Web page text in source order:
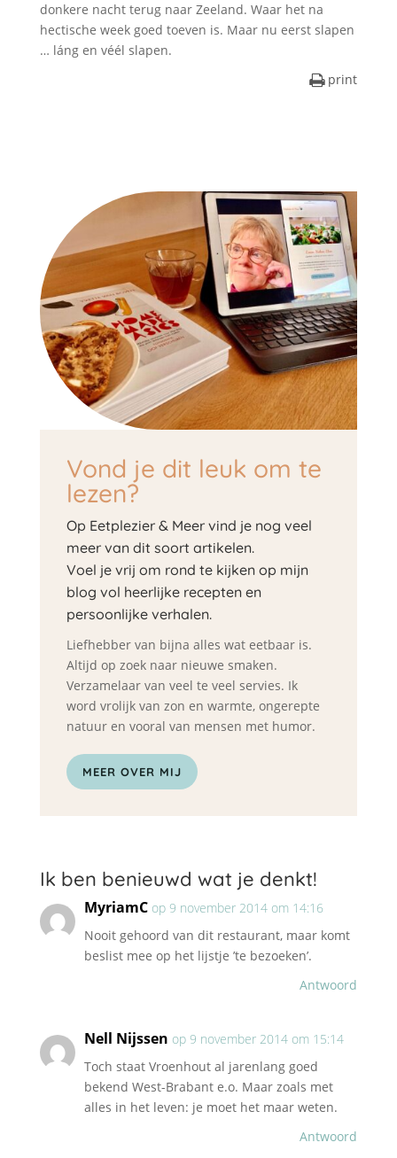
donkere nacht terug naar Zeeland. Waar het na
hectische week goed toeven is. Maar nu eerst slapen
… láng en véél slapen.
print
Vond je dit leuk om te
lezen?
Op Eetplezier & Meer vind je nog veel
meer van dit soort artikelen.
Voel je vrij om rond te kijken op mijn
blog vol heerlijke recepten en
persoonlijke verhalen.
Liefhebber van bijna alles wat eetbaar is.
Altijd op zoek naar nieuwe smaken.
Verzamelaar van veel te veel servies. Ik
word vrolijk van zon en warmte, ongerepte
natuur en vooral van mensen met humor.
MEER OVER MIJ
Ik ben benieuwd wat je denkt!
MyriamC op 9 november 2014 om 14:16
Nooit gehoord van dit restaurant, maar komt
beslist mee op het lijstje ’te bezoeken’.
Antwoord
Nell Nijssen op 9 november 2014 om 15:14
Toch staat Vroenhout al jarenlang goed
bekend West-Brabant e.o. Maar zoals met
alles in het leven: je moet het maar weten.
Antwoord